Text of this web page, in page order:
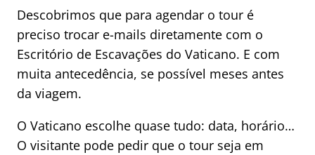
Descobrimos que para agendar o tour é
preciso trocar e-mails diretamente com o
Escritório de Escavações do Vaticano. E com
muita antecedência, se possível meses antes
da viagem.
O Vaticano escolhe quase tudo: data, horário…
O visitante pode pedir que o tour seja em